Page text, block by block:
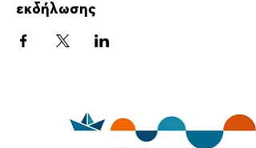
εκδήλωσης